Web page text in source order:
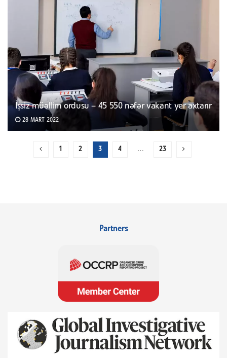
İşsiz müəllim ordusu – 45 550 nəfər vakant yer axtarır
28 MART 2022
1 2 3 4 … 23
Partners